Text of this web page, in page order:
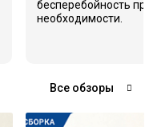
бесперебойность
необходимости.
Все обзоры